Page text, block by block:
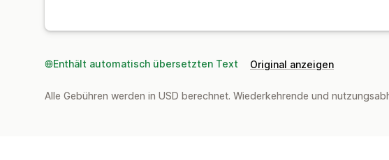
Enthält automatisch übersetzten Text Original anzeigen
Alle Gebühren werden in USD berechnet. Wiederkehrende und